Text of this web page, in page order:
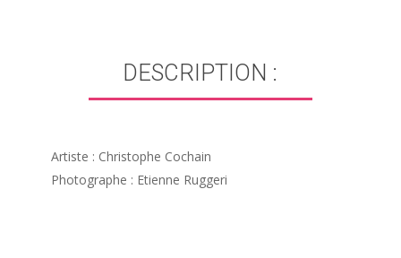
DESCRIPTION :
Artiste : Christophe Cochain
Photographe : Etienne Ruggeri